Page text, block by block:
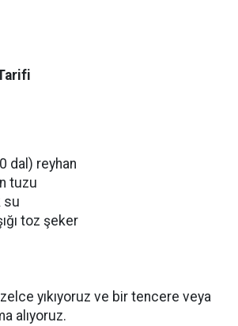
dal) reyhan
tuzu
su
toz şeker
yıkıyoruz ve bir tencere veya
alıyoruz.